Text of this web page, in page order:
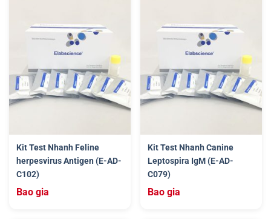
Kit Test Nhanh Feline
herpesvirus Antigen (E-AD-
C102)
Bao gia
Kit Test Nhanh Canine
Leptospira IgM (E-AD-
C079)
Bao gia